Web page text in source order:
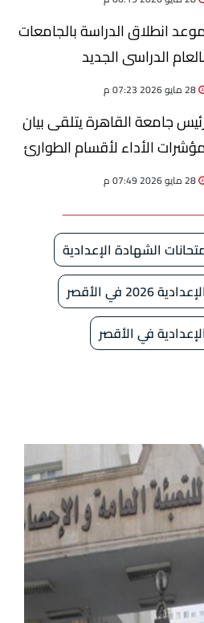
انطلاق الدراسة بالجامعات
الدراسى الجديد
2026/
28 مايو 2026 07:23 م
جامعة القاهرة يتلقى بيان
الأداء لأقسام الطوارئ
قصر العيني
28 مايو 2026 07:49 م
الشهادة الإعدادية
في الأقصر
في الأقصر